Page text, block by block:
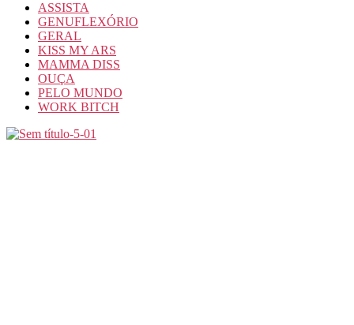
ASSISTA
GENUFLEXÓRIO
GERAL
KISS MY ARS
MAMMA DISS
OUÇA
PELO MUNDO
WORK BITCH